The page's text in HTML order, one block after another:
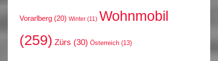
Vorarlberg (20) Winter (11) Wohnmobil
(259) Zürs (30) Österreich (13)